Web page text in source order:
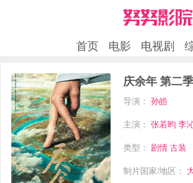
首页 电影 电视剧
庆余年 第二
导演：孙皓
主演：张若昀 李
类型： 剧情 古装
制片国家/地区：